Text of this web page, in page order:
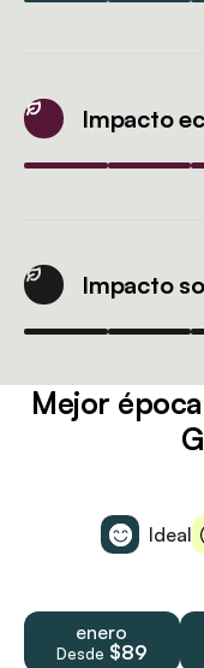
Impacto
Impacto
Mejor
Ideal
enero
Desde $89